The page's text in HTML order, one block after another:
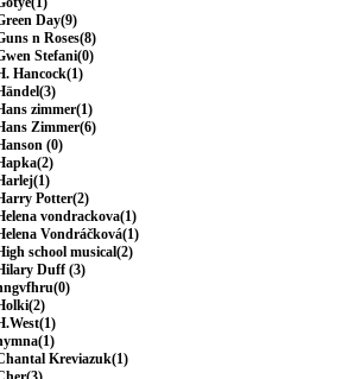
Day(9)
n Roses(8)
Stefani(0)
Hancock(1)
zimmer(1)
Zimmer(6)
(0)
Potter(2)
vondrackova(1)
Vondráčková(1)
school musical(2)
Duff (3)
Kreviazuk(1)